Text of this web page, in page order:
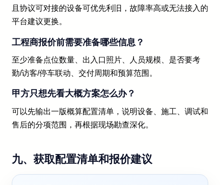
且协议可对接的设备可优先利旧，故障率高或无法接入的
平台建议更换。
工程商报价前需要准备哪些信息？
至少准备点位数量、出入口照片、人员规模、是否要考
勤/访客/停车联动、交付周期和预算范围。
甲方只想先看大概方案怎么办？
可以先输出一版概算配置清单，说明设备、施工、调试和
售后的分项范围，再根据现场勘查深化。
九、获取配置清单和报价建议